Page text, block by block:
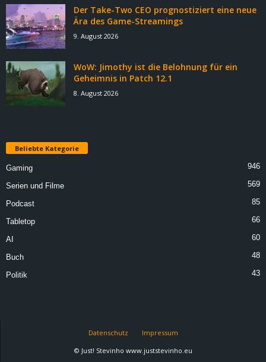
Der Take-Two CEO prognostiziert eine neue
Ära des Game-Streamings
9. August 2026
WoW: Jimothy ist die Belohnung für ein
Geheimnis in Patch 12.1
8. August 2026
Beliebte Kategorie
Gaming 946
Serien und Filme 569
Podcast 85
Tabletop 66
AI 60
Buch 48
Politik 43
Datenschutz
Impressum
© Just! Stevinho www.juststevinho.eu